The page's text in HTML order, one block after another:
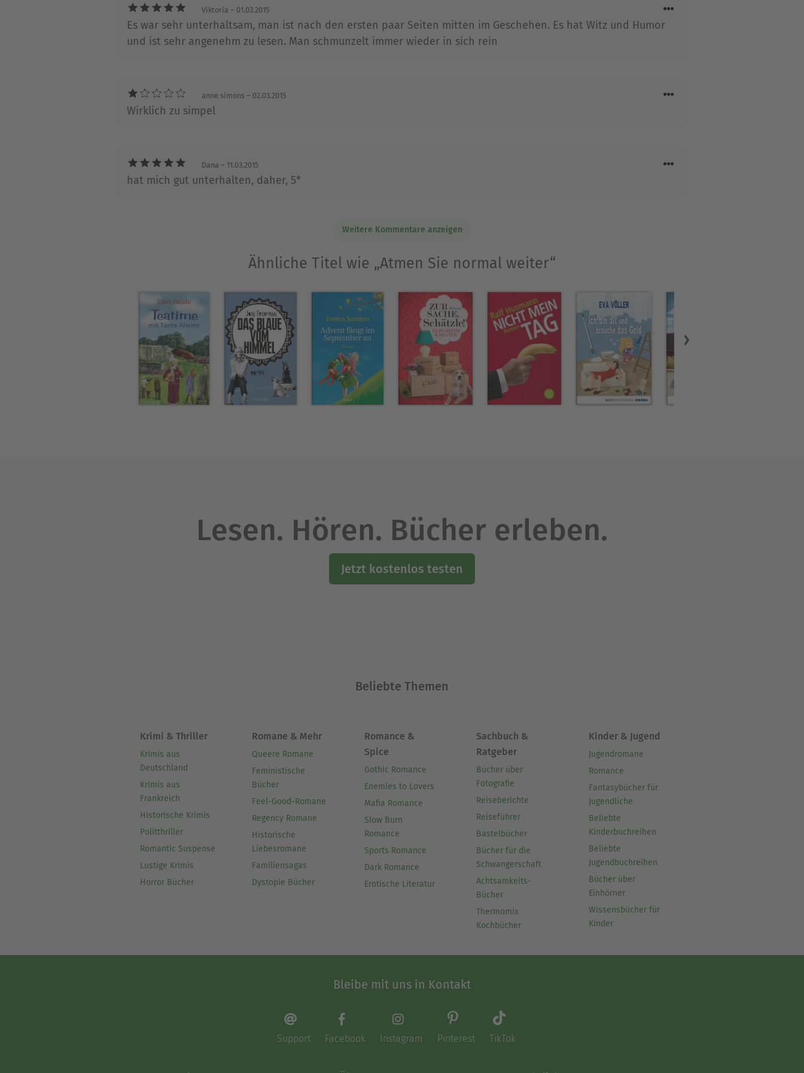
Viktoria – 01.03.2015
Es war sehr unterhaltsam, man ist nach den ersten paar Seiten mitten im Geschehen. Es hat Witz und Humor
und ist sehr angenehm zu lesen. Man schmunzelt immer wieder in sich rein
anne simons – 02.03.2015
Wirklich zu simpel
Dana – 11.03.2015
hat mich gut unterhalten, daher, 5*
Weitere Kommentare anzeigen
Ähnliche Titel wie „Atmen Sie normal weiter“
Lesen. Hören. Bücher erleben.
Jetzt kostenlos testen
Beliebte Themen
Krimi & Thriller
Krimis aus
Deutschland
Krimis aus
Frankreich
Historische Krimis
Politthriller
Romantic Suspense
Lustige Krimis
Horror Bücher
Romane & Mehr
Queere Romane
Feministische
Bücher
Feel-Good-Romane
Regency Romane
Historische
Liebesromane
Familiensagas
Dystopie Bücher
Romance &
Spice
Gothic Romance
Enemies to Lovers
Mafia Romance
Slow Burn
Romance
Sports Romance
Dark Romance
Erotische Literatur
Sachbuch &
Ratgeber
Bücher über
Fotografie
Reiseberichte
Reiseführer
Bastelbücher
Bücher für die
Schwangerschaft
Achtsamkeits-
Bücher
Thermomix
Kochbücher
Kinder & Jugend
Jugendromane
Romance
Fantasybücher für
Jugendliche
Beliebte
Kinderbuchreihen
Beliebte
Jugendbuchreihen
Bücher über
Einhörner
Wissensbücher für
Kinder
Bleibe mit uns in Kontakt
Support Facebook Instagram Pinterest TikTok